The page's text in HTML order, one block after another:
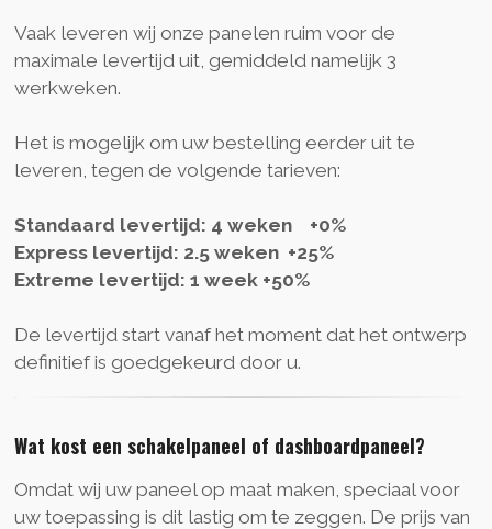
Vaak leveren wij onze panelen ruim voor de
maximale levertijd uit, gemiddeld namelijk 3
werkweken.
Het is mogelijk om uw bestelling eerder uit te
leveren, tegen de volgende tarieven:
Standaard levertijd: 4 weken +0%
Express levertijd: 2.5 weken +25%
Extreme levertijd: 1 week +50%
De levertijd start vanaf het moment dat het ontwerp
definitief is goedgekeurd door u.
Wat kost een schakelpaneel of dashboardpaneel?
Omdat wij uw paneel op maat maken, speciaal voor
uw toepassing is dit lastig om te zeggen. De prijs van